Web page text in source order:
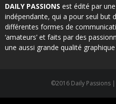
DAILY PASSIONS est édité par
indépendante, qui a pour seul but
différentes formes de
‘amateurs’ et faits par des
une aussi grande qualité
©2016 Daily Passions